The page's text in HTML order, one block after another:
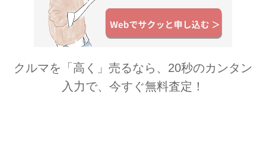
クルマを「高く」売るなら、20秒のカンタン
入力で、今すぐ無料査定！